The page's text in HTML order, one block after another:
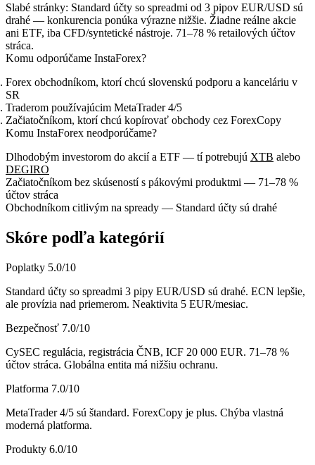
Slabé stránky: Standard účty so spreadmi od 3 pipov EUR/USD sú
drahé — konkurencia ponúka výrazne nižšie. Žiadne reálne akcie
ani ETF, iba CFD/syntetické nástroje. 71–78 % retailových účtov
stráca.
Komu odporúčame InstaForex?
Forex obchodníkom, ktorí chcú slovenskú podporu a kanceláriu v
SR
Traderom používajúcim MetaTrader 4/5
Začiatočníkom, ktorí chcú kopírovať obchody cez ForexCopy
Komu InstaForex neodporúčame?
Dlhodobým investorom do akcií a ETF — tí potrebujú XTB alebo
DEGIRO
Začiatočníkom bez skúseností s pákovými produktmi — 71–78 %
účtov stráca
Obchodníkom citlivým na spready — Standard účty sú drahé
Skóre podľa kategórií
Poplatky 5.0/10
Standard účty so spreadmi 3 pipy EUR/USD sú drahé. ECN lepšie,
ale provízia nad priemerom. Neaktivita 5 EUR/mesiac.
Bezpečnosť 7.0/10
CySEC regulácia, registrácia ČNB, ICF 20 000 EUR. 71–78 %
účtov stráca. Globálna entita má nižšiu ochranu.
Platforma 7.0/10
MetaTrader 4/5 sú štandard. ForexCopy je plus. Chýba vlastná
moderná platforma.
Produkty 6.0/10